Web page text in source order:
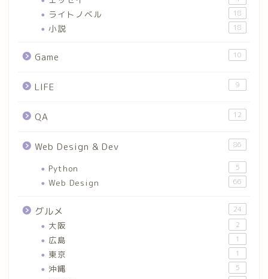
ライトノベル 18
小説 18
Game 10
LIFE 9
QA 12
Web Design & Dev 86
Python 5
Web Design 66
グルメ 24
大阪 2
広島 1
東京 1
沖縄 5